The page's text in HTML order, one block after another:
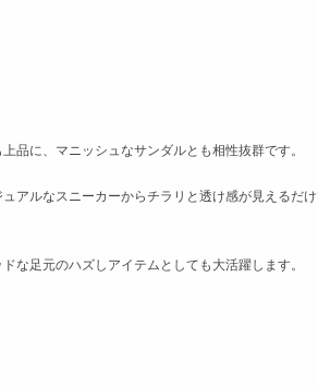
品に、マニッシュなサンダルとも相性抜群です。
アルなスニーカーからチラリと透け感が見えるだ
な足元のハズしアイテムとしても大活躍します。